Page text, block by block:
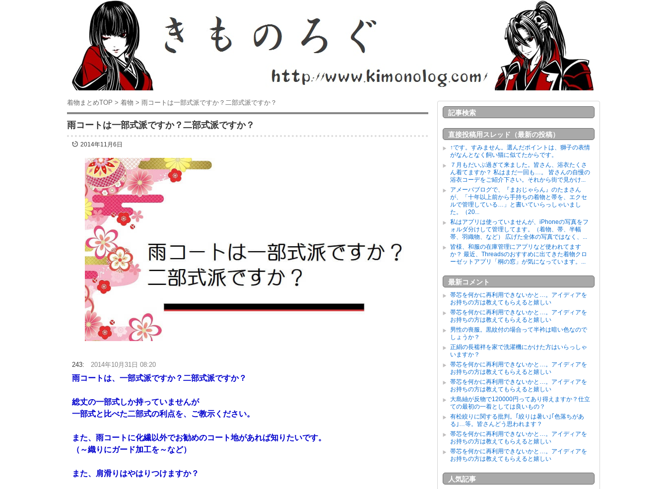
着物まとめTOP > 着物 > 雨コートは一部式派ですか？二部式派ですか？
雨コートは一部式派ですか？二部式派ですか？
2014年11月6日
243: 2014年10月31日 08:20
雨コートは、一部式派ですか？二部式派ですか？
総丈の一部式しか持っていませんが
一部式と比べた二部式の利点を、ご教示ください。
また、雨コートに化繊以外でお勧めのコート地があれば知りたいです。
（～織りにガード加工を～など）
また、肩滑りはやはりつけますか？
記事検索
直接投稿用スレッド（最新の投稿）
↑です。すみません。選んだポイントは、獅子の表情
がなんとなく飼い猫に似てたからです。
７月もだいぶ過ぎて来ました。皆さん、浴衣たくさ
ん着てますか？ 私はまだ一回も…。 皆さんの自慢の
浴衣コーデをご紹介下さい。それから街で見かけ...
アメーバブログで、『まおじゃらん』のたまさん
が、「十年以上前から手持ちの着物と帯を、エクセ
ルで管理している…」と書いていらっしゃいまし
た。（20...
私はアプリは使っていませんが、iPhoneの写真をフ
ォルダ分けして管理してます。（着物、帯、半幅
帯、羽織物、など） 広げた全体の写真ではなく、...
皆様、和服の在庫管理にアプリなど使われてます
か？ 最近、Threadsのおすすめに出てきた着物クロ
ーゼットアプリ「桐の窓」が気になっています。...
最新コメント
帯芯を何かに再利用できないかと…。アイディアを
お持ちの方は教えてもらえると嬉しい
帯芯を何かに再利用できないかと…。アイディアを
お持ちの方は教えてもらえると嬉しい
男性の喪服。黒紋付の場合って半衿は暗い色なので
しょうか？
正絹の長襦袢を家で洗濯機にかけた方はいらっしゃ
いますか？
帯芯を何かに再利用できないかと…。アイディアを
お持ちの方は教えてもらえると嬉しい
帯芯を何かに再利用できないかと…。アイディアを
お持ちの方は教えてもらえると嬉しい
大島紬が反物で120000円ってあり得えますか？仕立
ての最初の一着としては良いもの？
有松絞りに関する批判。｢絞りは暑い｣｢色落ちがあ
る｣…等。皆さんどう思われます？
帯芯を何かに再利用できないかと…。アイディアを
お持ちの方は教えてもらえると嬉しい
帯芯を何かに再利用できないかと…。アイディアを
お持ちの方は教えてもらえると嬉しい
人気記事